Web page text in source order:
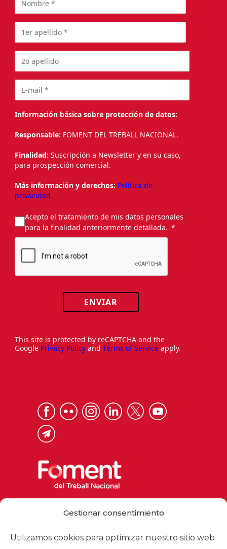
Gestionar consentimiento
Utilizamos cookies para optimizar nuestro sitio web
Información básica sobre protección de datos:
Responsable: FOMENT DEL TREBALL NACIONAL.
Finalidad: Suscripción a Newsletter y en su caso,
para prospección comercial.
Más información y derechos: Política de
privacidad.
Acepto el tratamiento de mis datos personales
para la finalidad anteriormente detallada.
ENVIAR
This site is protected by reCAPTCHA and the
Google Privacy Policy and Terms of Service apply.
foment@foment.com